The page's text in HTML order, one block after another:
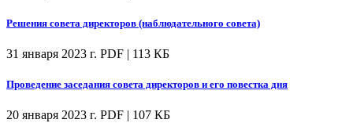
Решения совета директоров (наблюдательного совета)
31 января 2023 г. PDF | 113 КБ
Проведение заседания совета директоров и его повестка дня
20 января 2023 г. PDF | 107 КБ